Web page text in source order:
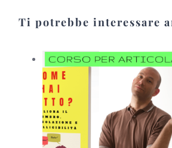
Ti potrebbe interessare